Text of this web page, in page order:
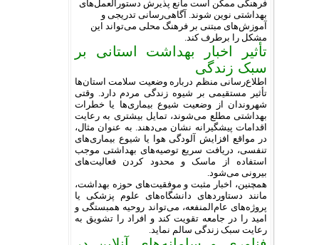
فرهنگی ممکن است مانع پذیرش دستورالعمل‌های
بهداشتی نوین شوند. آگاهی‌رسانی تدریجی و
آموزش‌های مبتنی بر فرهنگ محلی می‌تواند این
مشکل را برطرف کند.
تأثیر اخبار بهداشت استانی بر
سبک زندگی
اطلاع‌رسانی منظم درباره وضعیت سلامت استان‌ها
تأثیر مستقیمی بر شیوه زندگی مردم دارد. وقتی
شهروندان از وضعیت شیوع بیماری‌ها یا خطرات
بهداشتی مطلع می‌شوند، تمایل بیشتری به رعایت
اقدامات پیشگیرانه نشان می‌دهند. به عنوان مثال،
در مواقع افزایش آلودگی هوا یا شیوع بیماری‌های
تنفسی، دریافت سریع توصیه‌های بهداشتی موجب
استفاده از ماسک و محدود کردن فعالیت‌های
بیرونی می‌شود.
همچنین، اخبار مثبت و موفقیت‌های حوزه بهداشت،
مانند دستاوردهای دانشگاه‌های علوم پزشکی یا
پروژه‌های عام‌المنفعه، می‌تواند روحیه همبستگی و
امید را در جامعه تقویت کند و افراد را تشویق به
رعایت سبک زندگی سالم نماید.